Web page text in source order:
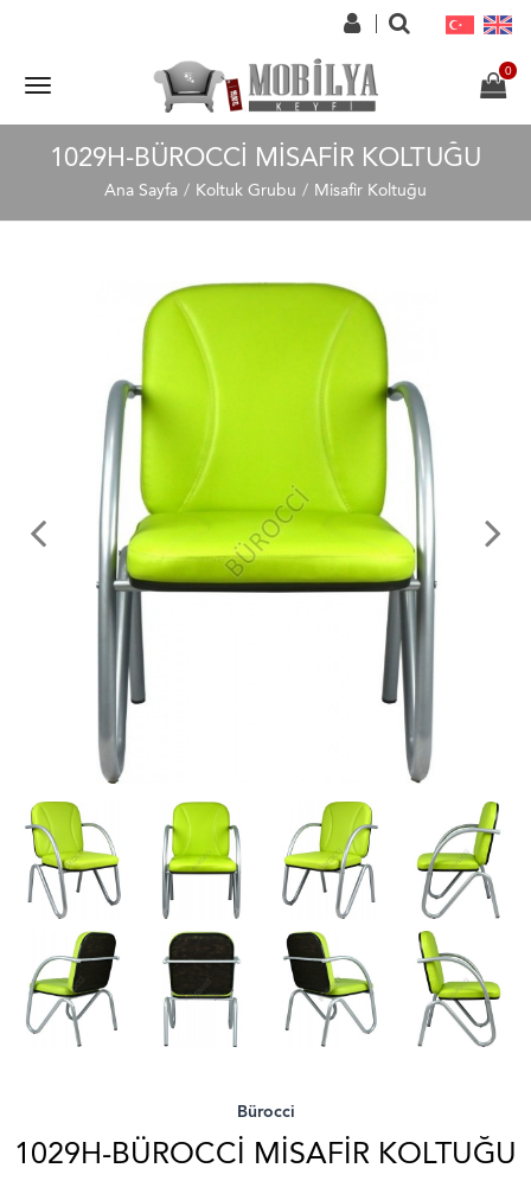
1029H-BÜROCCI MISAFIR KOLTUĞU
Ana Sayfa Koltuk Grubu Misafir Koltuğu
Bürocci
1029H-BÜROCCI MISAFIR KOLTUĞU